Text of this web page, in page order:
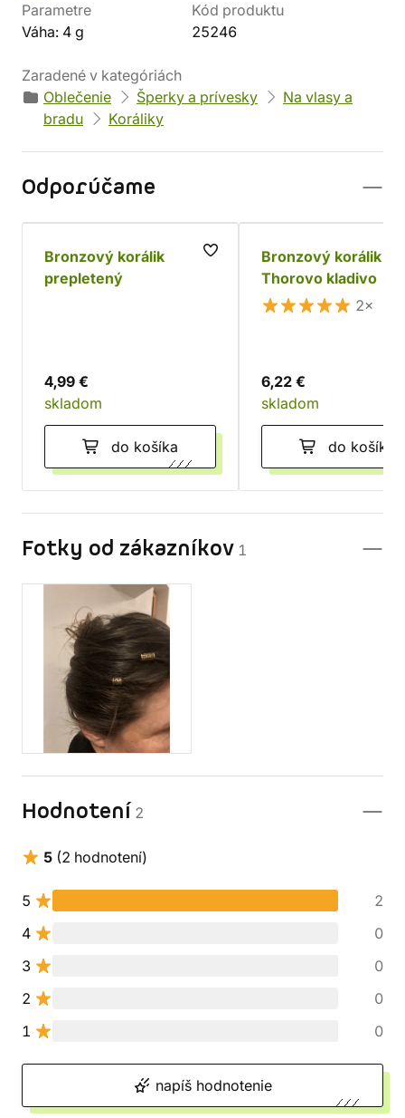
Parametre
Váha: 4 g
Kód produktu
25246
Zaradené v kategóriách
Oblečenie
Šperky a prívesky
Na vlasy a
bradu
Koráliky
Odporúčame
Bronzový korálik
prepletený
4,99 €
skladom
do košíka
Bronzový korálik
Thorovo kladivo
2×
6,22 €
skladom
do košíka
Fotky od zákazníkov 1
Hodnotení 2
5 (2 hodnotení)
5
2
4
0
3
0
2
0
1
0
napíš hodnotenie